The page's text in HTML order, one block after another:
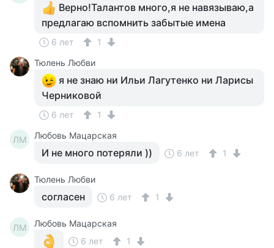
Верно!Талантов много,я не навязываю,а
предлагаю вспомнить забытые имена
6 лет
1
Тюлень Любви
я не знаю ни Ильи Лагутенко ни Ларисы
Черниковой
6 лет 1
ЛМ Любовь Мацарская
И не много потеряли )) 6 лет 1
Тюлень Любви
согласен 6 лет 1
ЛМ
Любовь Мацарская
6 лет
1